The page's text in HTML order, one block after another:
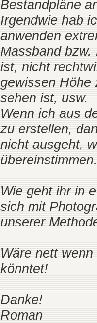
Bestandpläne
Irgendwie hab
anwenden
Massband
ist, nicht
gewissen Höhe
sehen ist, usw.
Wenn ich aus
zu erstellen,
nicht ausgeht,
übereinstimmen.
Wie geht ihr in
sich mit
unserer
Wäre nett
könntet!
Danke!
Roman